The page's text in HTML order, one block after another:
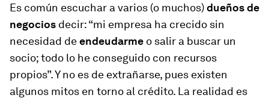
Es común escuchar a varios (o muchos)dueños de
negocios decir: “mi empresa ha crecido sin
necesidad deendeudarme o salir a buscar un
socio; todo lo he conseguido con recursos
propios”. Y no es de extrañarse, pues existen
algunos mitos en torno al crédito. La realidad es